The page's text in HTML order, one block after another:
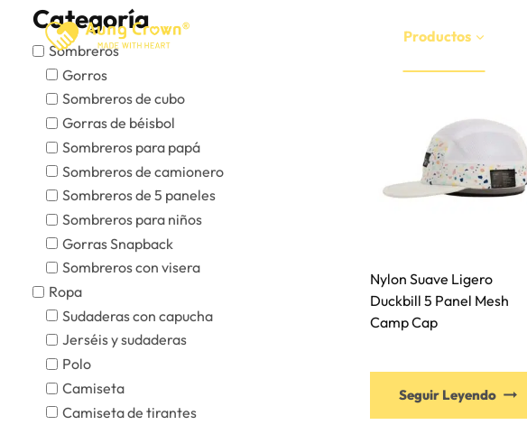
Saltar
Contenido
Productos
Nylon Suave Ligero
Duckbill 5 Panel Mesh
Camp Cap
Seguir Leyendo
Categoría
Sombreros
Gorros
Sombreros de cubo
Gorras de béisbol
Sombreros para papá
Sombreros de camionero
Sombreros de 5 paneles
Sombreros para niños
Gorras Snapback
Sombreros con visera
Ropa
Sudaderas con capucha
Jerséis y sudaderas
Polo
Camiseta
Camiseta de tirantes